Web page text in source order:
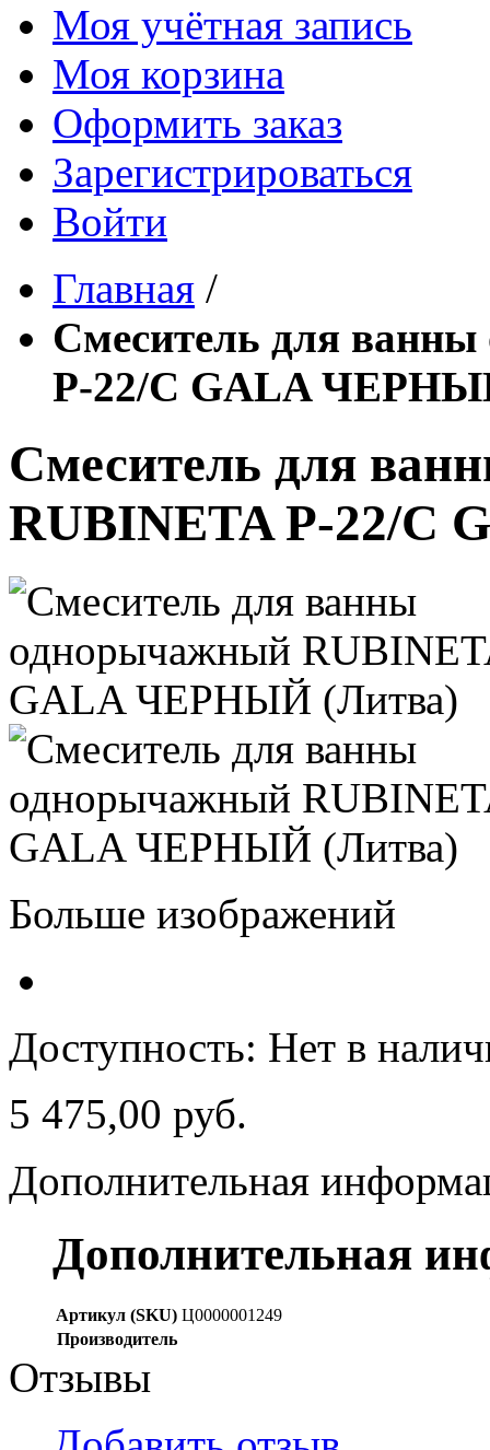
Моя учётная запись
Моя корзина
Оформить заказ
Зарегистрироваться
Войти
Главная /
Смеситель для
P-22/C GALA
Смеситель для
RUBINETA P-22/
Больше изображений
Доступность: Нет в
5 475,00 руб.
Дополнительная
Дополнительная
Артикул (SKU) Ц0000001249
Производитель
Отзывы